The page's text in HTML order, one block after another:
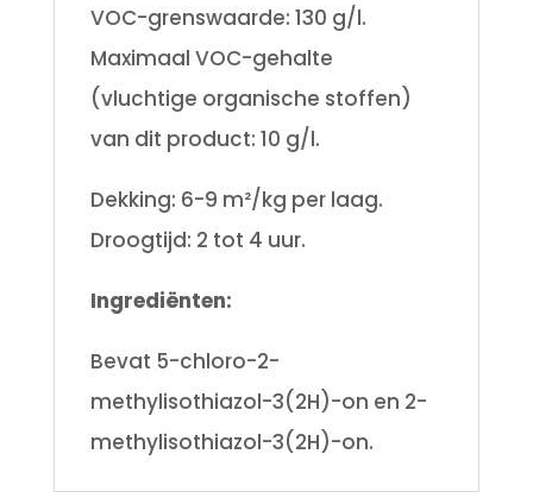
VOC-grenswaarde: 130 g/l.
Maximaal VOC-gehalte
(vluchtige organische stoffen)
van dit product: 10 g/l.
Dekking: 6-9 m²/kg per laag.
Droogtijd: 2 tot 4 uur.
Ingrediënten:
Bevat 5-chloro-2-
methylisothiazol-3(2H)-on en 2-
methylisothiazol-3(2H)-on.